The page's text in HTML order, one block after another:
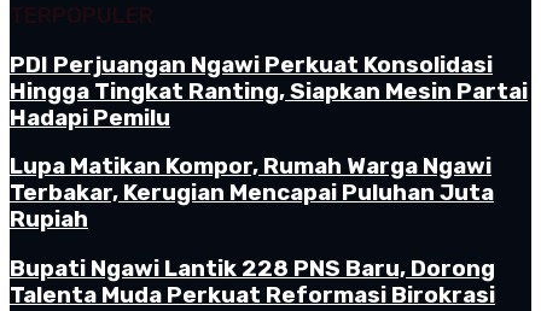
TERPOPULER
PDI Perjuangan Ngawi Perkuat Konsolidasi
Hingga Tingkat Ranting, Siapkan Mesin Partai
Hadapi Pemilu
Lupa Matikan Kompor, Rumah Warga Ngawi
Terbakar, Kerugian Mencapai Puluhan Juta
Rupiah
Bupati Ngawi Lantik 228 PNS Baru, Dorong
Talenta Muda Perkuat Reformasi Birokrasi